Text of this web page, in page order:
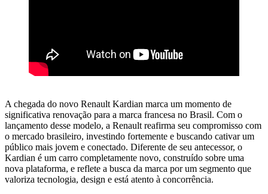
A chegada do novo Renault Kardian marca um momento de
significativa renovação para a marca francesa no Brasil. Com o
lançamento desse modelo, a Renault reafirma seu compromisso com
o mercado brasileiro, investindo fortemente e buscando cativar um
público mais jovem e conectado. Diferente de seu antecessor, o
Kardian é um carro completamente novo, construído sobre uma
nova plataforma, e reflete a busca da marca por um segmento que
valoriza tecnologia, design e está atento à concorrência.